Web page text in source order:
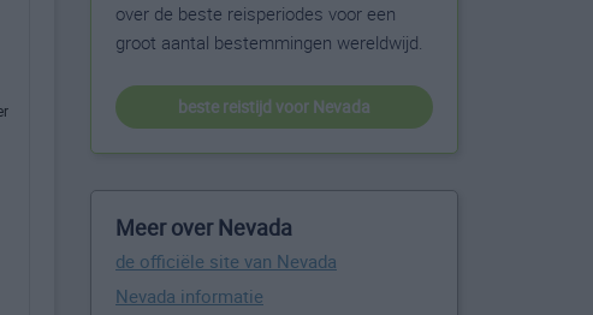
over de beste reisperiodes voor een
groot aantal bestemmingen wereldwijd.
beste reistijd voor Nevada
Meer over Nevada
de officiële site van Nevada
Nevada informatie